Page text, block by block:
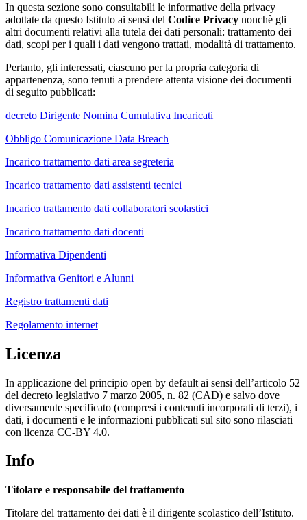
In questa sezione sono consultabili le informative della privacy
adottate da questo Istituto ai sensi del Codice Privacy nonchè gli
altri documenti relativi alla tutela dei dati personali: trattamento dei
dati, scopi per i quali i dati vengono trattati, modalità di trattamento.
Pertanto, gli interessati, ciascuno per la propria categoria di
appartenenza, sono tenuti a prendere attenta visione dei documenti
di seguito pubblicati:
decreto Dirigente Nomina Cumulativa Incaricati
Obbligo Comunicazione Data Breach
Incarico trattamento dati area segreteria
Incarico trattamento dati assistenti tecnici
Incarico trattamento dati collaboratori scolastici
Incarico trattamento dati docenti
Informativa Dipendenti
Informativa Genitori e Alunni
Registro trattamenti dati
Regolamento internet
Licenza
In applicazione del principio open by default ai sensi dell’articolo 52
del decreto legislativo 7 marzo 2005, n. 82 (CAD) e salvo dove
diversamente specificato (compresi i contenuti incorporati di terzi), i
dati, i documenti e le informazioni pubblicati sul sito sono rilasciati
con licenza CC-BY 4.0.
Info
Titolare e responsabile del trattamento
Titolare del trattamento dei dati è il dirigente scolastico dell’Istituto.